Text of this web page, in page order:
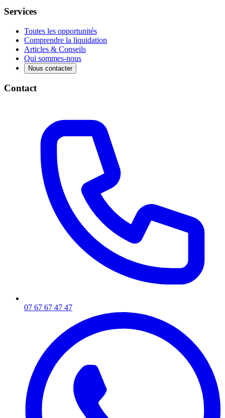
Services
Toutes les opportunités
Comprendre la liquidation
Articles & Conseils
Qui sommes-nous
Nous contacter
Contact
07 67 67 47 47